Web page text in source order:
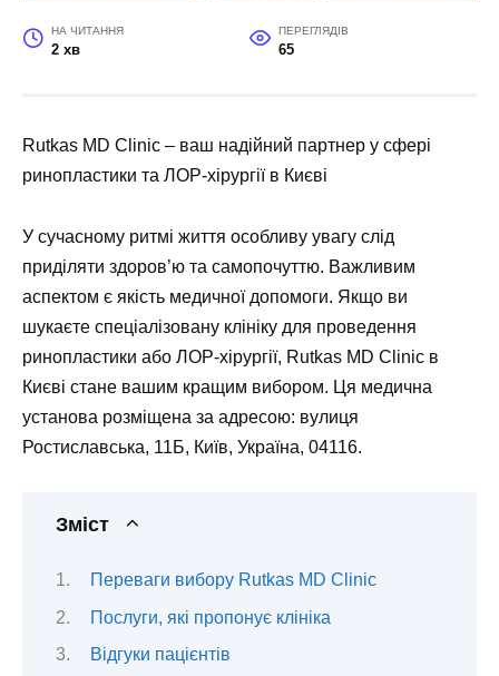
НА ЧИТАННЯ
2 хв
ПЕРЕГЛЯДІВ
65
Rutkas MD Clinic – ваш надійний партнер у сфері
ринопластики та ЛОР-хірургії в Києві
У сучасному ритмі життя особливу увагу слід
приділяти здоров’ю та самопочуттю. Важливим
аспектом є якість медичної допомоги. Якщо ви
шукаєте спеціалізовану клініку для проведення
ринопластики або ЛОР-хірургії, Rutkas MD Clinic в
Києві стане вашим кращим вибором. Ця медична
установа розміщена за адресою: вулиця
Ростиславська, 11Б, Київ, Україна, 04116.
Зміст
Переваги вибору Rutkas MD Clinic
Послуги, які пропонує клініка
Відгуки пацієнтів